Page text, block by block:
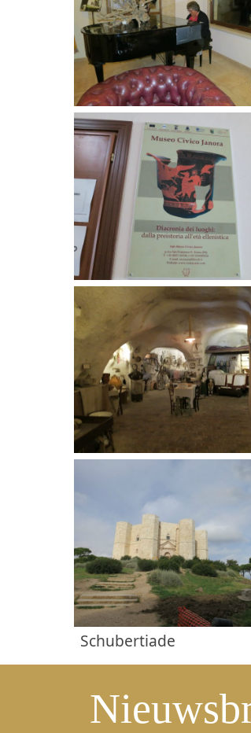
Schubertiade